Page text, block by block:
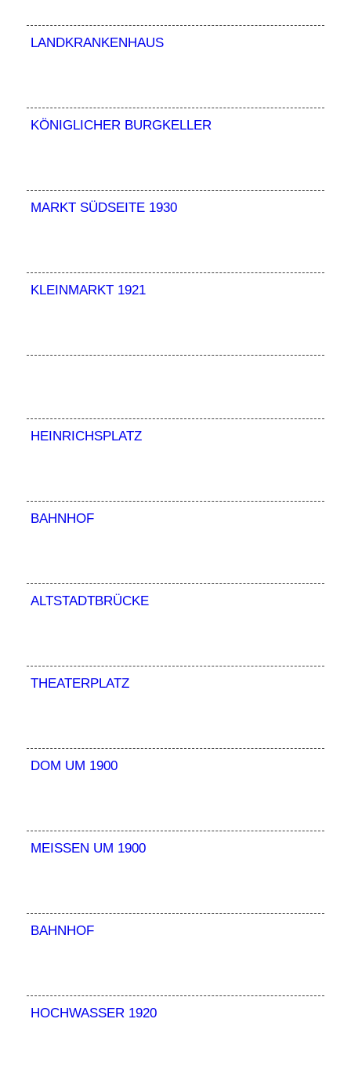
LANDKRANKENHAUS
KÖNIGLICHER BURGKELLER
MARKT SÜDSEITE 1930
KLEINMARKT 1921
HEINRICHSPLATZ
BAHNHOF
ALTSTADTBRÜCKE
THEATERPLATZ
DOM UM 1900
MEISSEN UM 1900
BAHNHOF
HOCHWASSER 1920